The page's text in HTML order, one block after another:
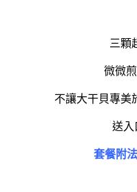
三顆
微微
不讓大干貝專美
送入
套餐附